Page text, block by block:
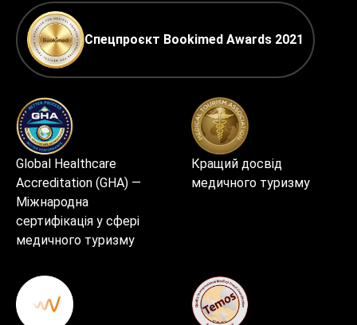
Спецпроєкт Bookimed Awards 2021
Global Healthcare
Accreditation (GHA) —
Міжнародна
сертифікація у сфері
медичного туризму
Кращий досвід
медичного туризму